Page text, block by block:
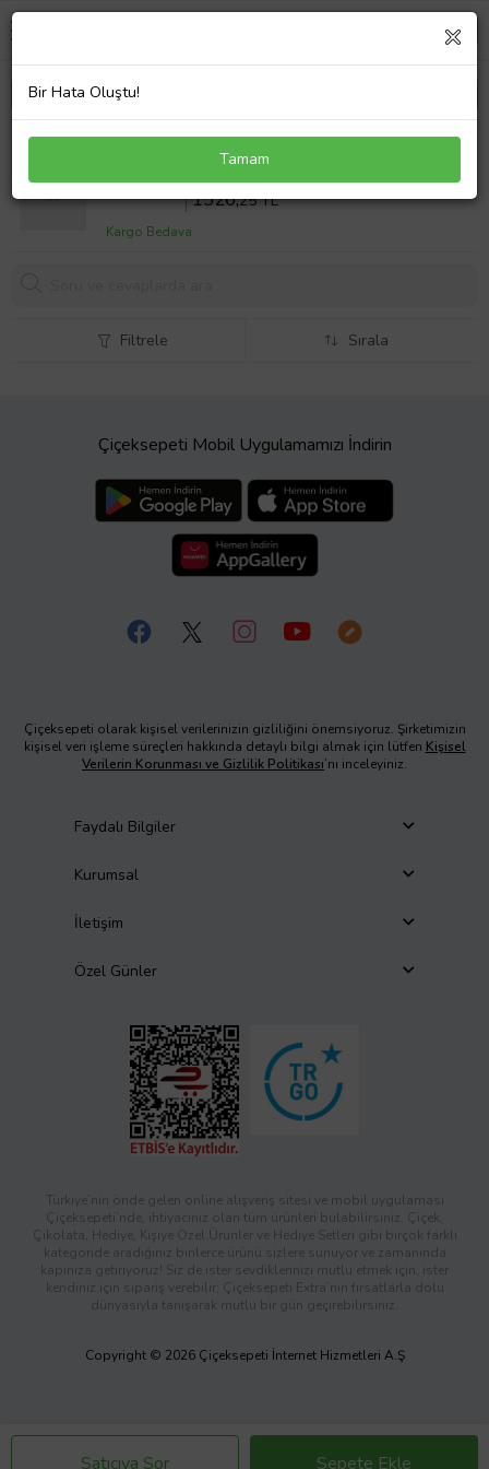
Mayoral Erkek Bebek Keten Yelek Lacivert
Sepette %25 İndirim
1526,25 TL
Kargo Bedava
Satıcıya Sor Sepete Ekle
Filtrele Sırala
Çiçeksepeti Mobil Uygulamamızı İndirin
Çiçeksepeti olarak kişisel verilerinizin gizliliğini önemsiyoruz. Şirketimizin
kişisel veri işleme süreçleri hakkında detaylı bilgi almak için lütfen Kişisel
Verilerin Korunması ve Gizlilik Politikası’nı inceleyiniz.
Faydalı Bilgiler
Kurumsal
İletişim
Özel Günler
Türkiye’nin önde gelen online alışveriş sitesi ve mobil uygulaması
Çiçeksepeti’nde, ihtiyacınız olan tüm ürünleri bulabilirsiniz. Çiçek,
Çikolata, Hediye, Kişiye Özel Ürünler ve Hediye Setleri gibi birçok farklı
kategoride aradığınız binlerce ürünü sizlere sunuyor ve zamanında
kapınıza getiriyoruz! Siz de ister sevdiklerinizi mutlu etmek için, ister
kendiniz için sipariş verebilir; Çiçeksepeti Extra’nın fırsatlarla dolu
dünyasıyla tanışarak mutlu bir gün geçirebilirsiniz.
Copyright © 2026 Çiçeksepeti İnternet Hizmetleri A.Ş
Bir Hata Oluştu!
Tamam